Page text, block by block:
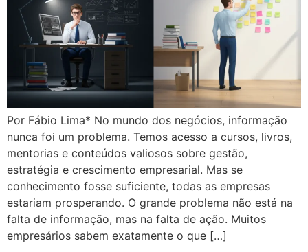
Por Fábio Lima* No mundo dos negócios, informação
nunca foi um problema. Temos acesso a cursos, livros,
mentorias e conteúdos valiosos sobre gestão,
estratégia e crescimento empresarial. Mas se
conhecimento fosse suficiente, todas as empresas
estariam prosperando. O grande problema não está na
falta de informação, mas na falta de ação. Muitos
empresários sabem exatamente o que […]